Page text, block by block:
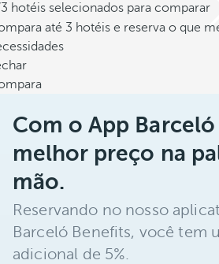
hotéis selecionados para comparar
até 3 hotéis e reserva o que
Com o App
melhor preço na
mão.
Reservando no nosso
Barceló Benefits, você tem
adicional de 5%.